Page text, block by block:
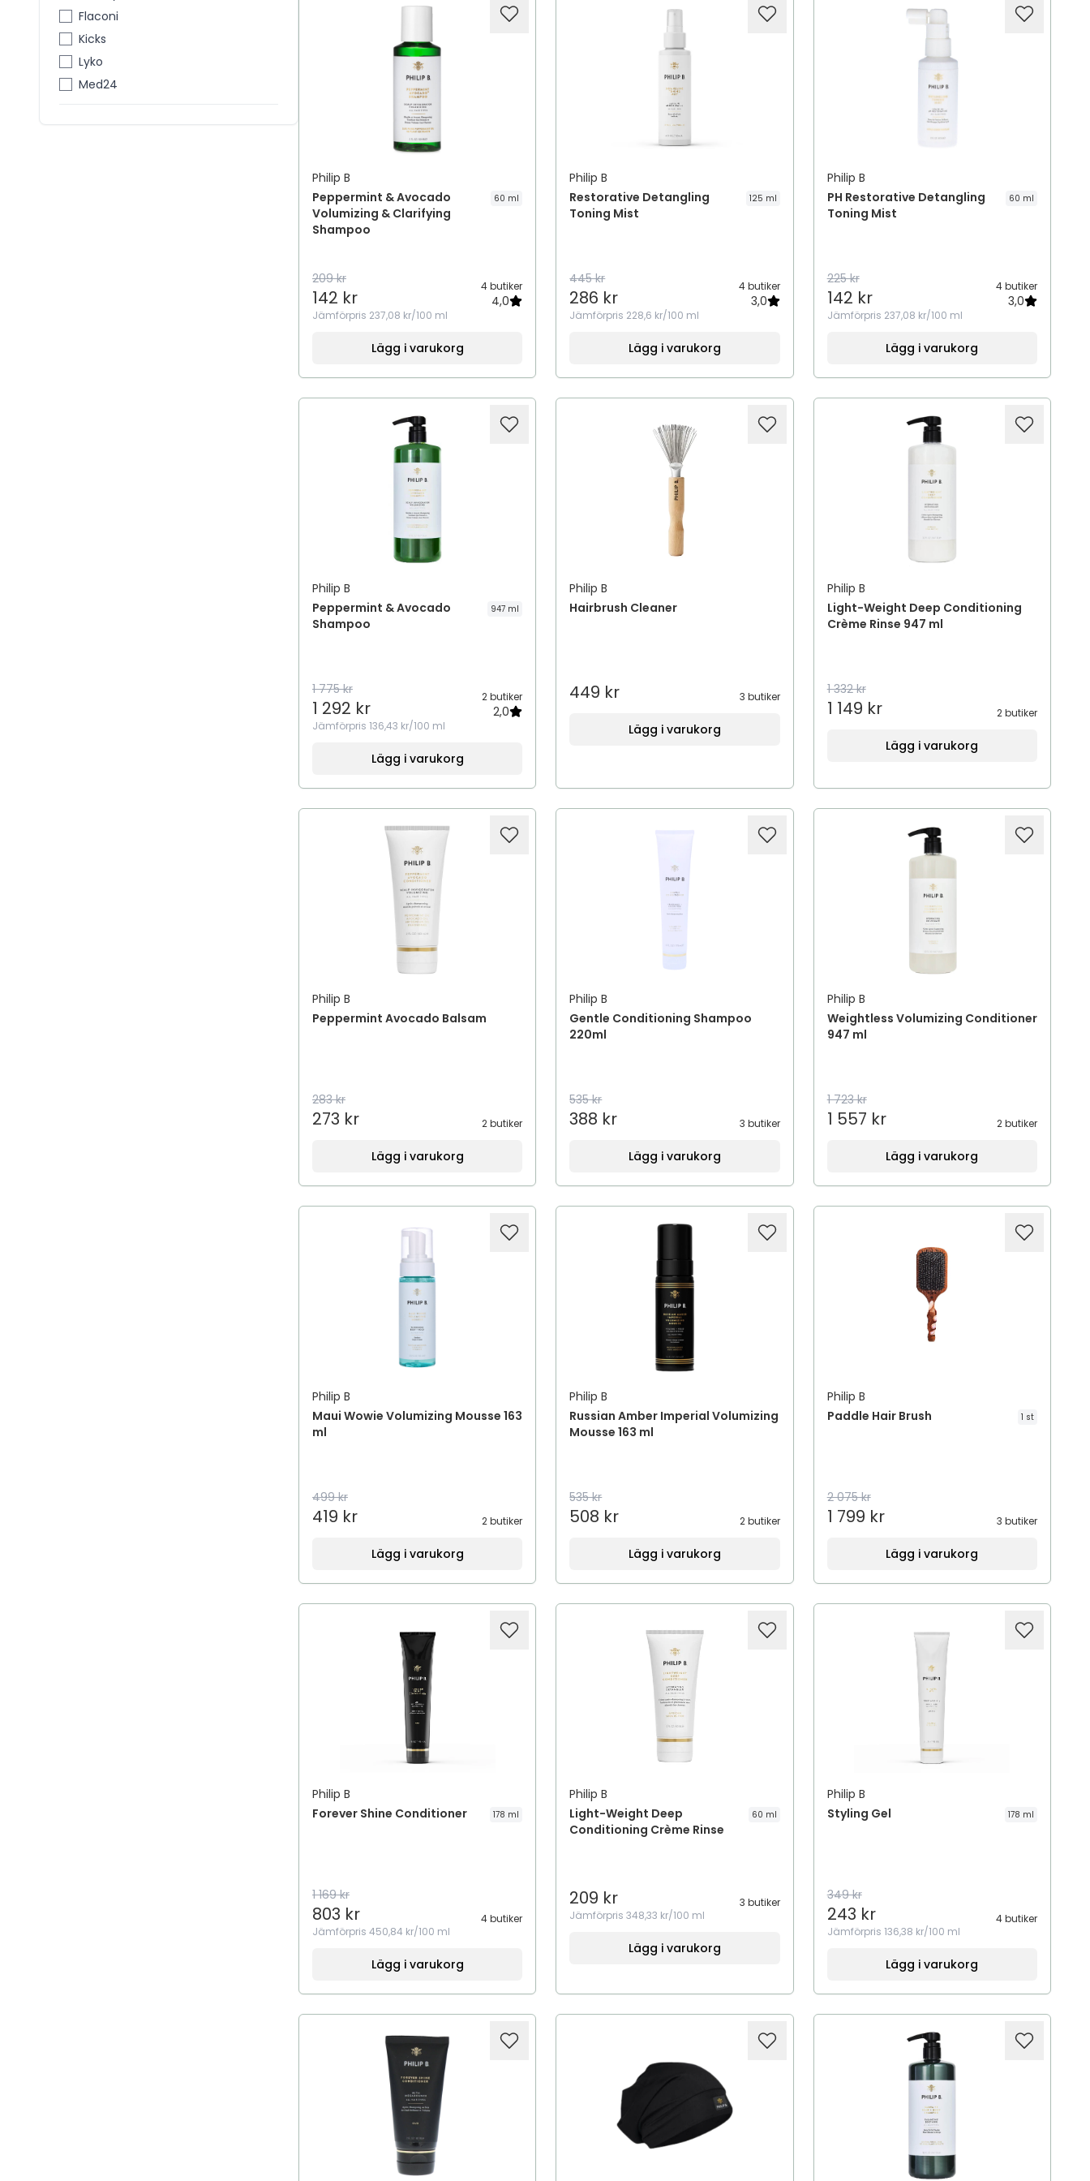
Kammar
Lockkräm
Flaconi
Kicks
Lyko
Med24
Philip B
Peppermint & Avocado
Volumizing & Clarifying
Shampoo
60 ml
209 kr
142 kr
4 butiker
4,0
Jämförpris 237,08 kr/100 ml
Lägg i varukorg
Philip B
Restorative Detangling
Toning Mist
125 ml
445 kr
286 kr
4 butiker
3,0
Jämförpris 228,6 kr/100 ml
Lägg i varukorg
Philip B
PH Restorative Detangling
Toning Mist
60 ml
225 kr
142 kr
4 butiker
3,0
Jämförpris 237,08 kr/100 ml
Lägg i varukorg
Philip B
Peppermint & Avocado
Shampoo
947 ml
1 775 kr
1 292 kr
2 butiker
2,0
Jämförpris 136,43 kr/100 ml
Lägg i varukorg
Philip B
Hairbrush Cleaner
449 kr 3 butiker
Lägg i varukorg
Philip B
Light-Weight Deep Conditioning
Crème Rinse 947 ml
1 332 kr
1 149 kr 2 butiker
Lägg i varukorg
Philip B
Peppermint Avocado Balsam
283 kr
273 kr 2 butiker
Lägg i varukorg
Philip B
Gentle Conditioning Shampoo
220ml
535 kr
388 kr 3 butiker
Lägg i varukorg
Philip B
Weightless Volumizing Conditioner
947 ml
1 723 kr
1 557 kr 2 butiker
Lägg i varukorg
Philip B
Maui Wowie Volumizing Mousse 163
ml
499 kr
419 kr 2 butiker
Lägg i varukorg
Philip B
Russian Amber Imperial Volumizing
Mousse 163 ml
535 kr
508 kr 2 butiker
Lägg i varukorg
Philip B
Paddle Hair Brush
1 st
2 075 kr
1 799 kr 3 butiker
Lägg i varukorg
Philip B
Forever Shine Conditioner
178 ml
1 169 kr
803 kr
4 butiker
Jämförpris 450,84 kr/100 ml
Lägg i varukorg
Philip B
Light-Weight Deep
Conditioning Crème Rinse
60 ml
209 kr
3 butiker
Jämförpris348,33 kr/100 ml
Lägg i varukorg
Philip B
Styling Gel
178 ml
349 kr
243 kr
4 butiker
Jämförpris 136,38 kr/100 ml
Lägg i varukorg